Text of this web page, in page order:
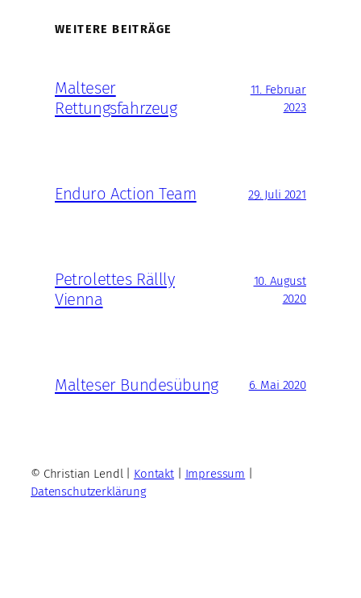
WEITERE BEITRÄGE
Malteser
Rettungsfahrzeug
11. Februar
2023
Enduro Action Team 29. Juli 2021
Petrolettes Rällly
Vienna
10. August
2020
Malteser Bundesübung 6. Mai 2020
© Christian Lendl | Kontakt| Impressum
Datenschutzerklärung